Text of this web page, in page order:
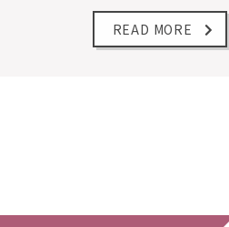
READ MORE